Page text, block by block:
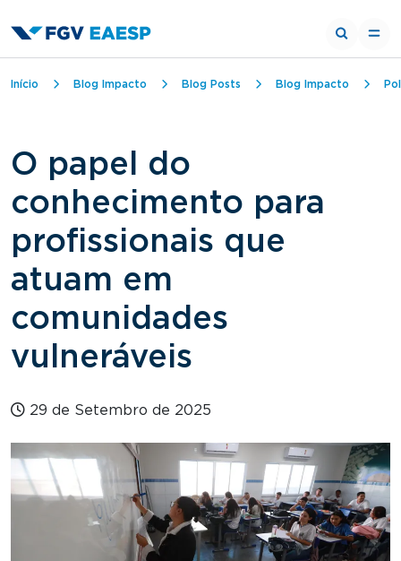
Trilha de navegação
Início Blog Impacto Blog Posts Blog Impacto
O papel do
conhecimento para
profissionais que
atuam em
comunidades
vulneráveis
29 de Setembro de 2025